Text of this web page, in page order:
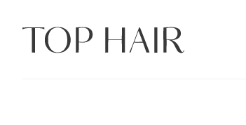
Inhalt
springen